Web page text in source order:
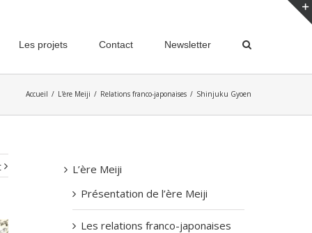
Les projets Contact Newsletter
Accueil / L'ère Meiji / Relations franco-japonaises / Shinjuku Gyoen
L’ère Meiji
Présentation de l’ère Meiji
Les relations franco-japonaises